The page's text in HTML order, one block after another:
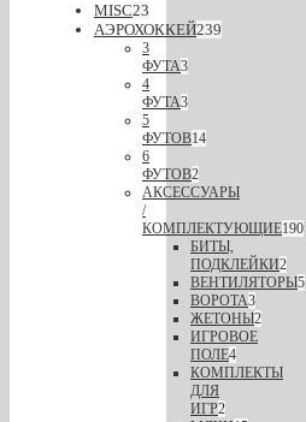
MISC23
АЭРОХОККЕЙ239
3
ФУТА3
4
ФУТА3
5
ФУТОВ14
6
ФУТОВ2
АКСЕССУАРЫ
/
КОМПЛЕКТУЮЩИЕ190
БИТЫ,
ПОДКЛЕЙКИ2
ВЕНТИЛЯТОРЫ5
ВОРОТА3
ЖЕТОНЫ2
ИГРОВОЕ
ПОЛЕ4
КОМПЛЕКТЫ
ДЛЯ
ИГР2